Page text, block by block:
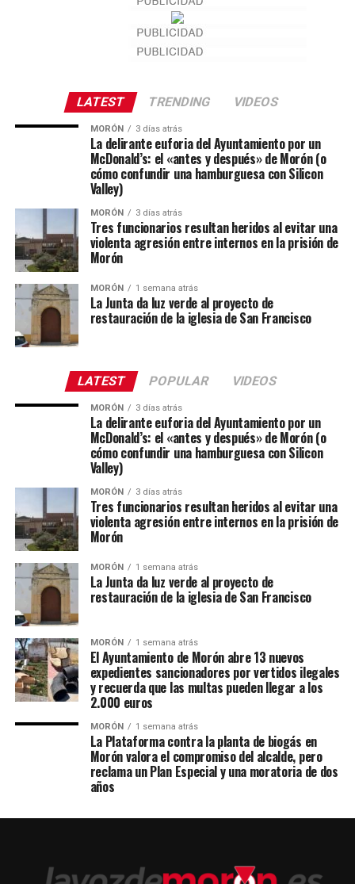
LATEST TRENDING VIDEOS
MORÓN 3 días atrás
La delirante euforia del Ayuntamiento por un
McDonald’s: el «antes y después» de Morón (o
cómo confundir una hamburguesa con Silicon
Valley)
MORÓN 3 días atrás
Tres funcionarios resultan heridos al evitar una
violenta agresión entre internos en la prisión de
Morón
MORÓN 1 semana atrás
La Junta da luz verde al proyecto de
restauración de la iglesia de San Francisco
LATEST POPULAR VIDEOS
MORÓN 3 días atrás
La delirante euforia del Ayuntamiento por un
McDonald’s: el «antes y después» de Morón (o
cómo confundir una hamburguesa con Silicon
Valley)
MORÓN 3 días atrás
Tres funcionarios resultan heridos al evitar una
violenta agresión entre internos en la prisión de
Morón
MORÓN 1 semana atrás
La Junta da luz verde al proyecto de
restauración de la iglesia de San Francisco
MORÓN 1 semana atrás
El Ayuntamiento de Morón abre 13 nuevos
expedientes sancionadores por vertidos ilegales
y recuerda que las multas pueden llegar a los
2.000 euros
MORÓN 1 semana atrás
La Plataforma contra la planta de biogás en
Morón valora el compromiso del alcalde, pero
reclama un Plan Especial y una moratoria de dos
años